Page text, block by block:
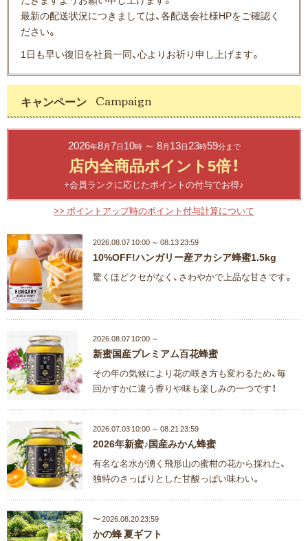
最新の配送状況につきましては、各配送会社様HPをご確認く
ださい。
1日も早い復旧を社員一同、心よりお祈り申し上げます。
キャンペーン
2026年8月7日10時～ 8月13日23時59分まで
店内全商品ポイント5倍！
+会員ランクに応じたポイントの付与でお得♪
>> ポイントアップ時のポイント付与計算について
2026.08.07 10:00 ～ 08.13 23:59
10%OFF!ハンガリー産アカシア蜂蜜1.5kg
驚くほどクセがなく、さわやかで上品な甘さです。
2026.08.07 10:00 ～
新蜜国産プレミアム百花蜂蜜
その年の気候により花の咲き方も変わるため、毎
回かすかに違う香りや味も楽しみの一つです！
2026.07.03 10:00 ～ 08.21 23:59
2026年新蜜♪国産みかん蜂蜜
有名な名水が湧く飛形山の蜜柑の花から採れた、
独特のさっぱりとした甘酸っぱい味わい。
〜 2026.08.20 23:59
かの蜂 夏ギフト